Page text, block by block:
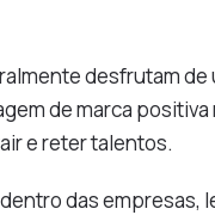
desfrutam
de marca
e reter talentos.
das empresas,